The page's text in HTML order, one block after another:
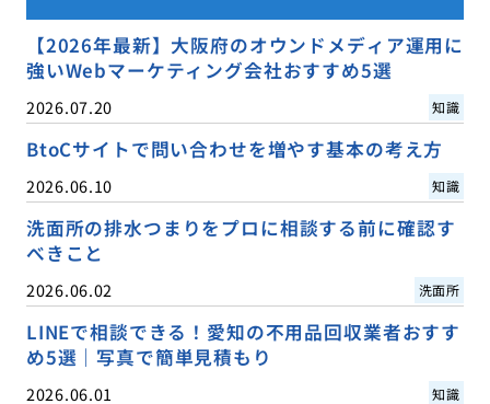
【2026年最新】大阪府のオウンドメディア運用に
強いWebマーケティング会社おすすめ5選
2026.07.20 知識
BtoCサイトで問い合わせを増やす基本の考え方
2026.06.10 知識
洗面所の排水つまりをプロに相談する前に確認す
べきこと
2026.06.02 洗面所
LINEで相談できる！愛知の不用品回収業者おすす
め5選｜写真で簡単見積もり
2026.06.01 知識